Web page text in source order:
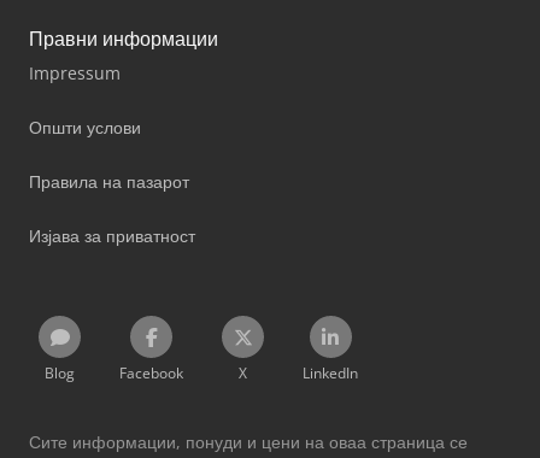
Правни информации
Impressum
Општи услови
Правила на пазарот
Изјава за приватност
Blog Facebook X LinkedIn
Сите информации, понуди и цени на оваа страница се